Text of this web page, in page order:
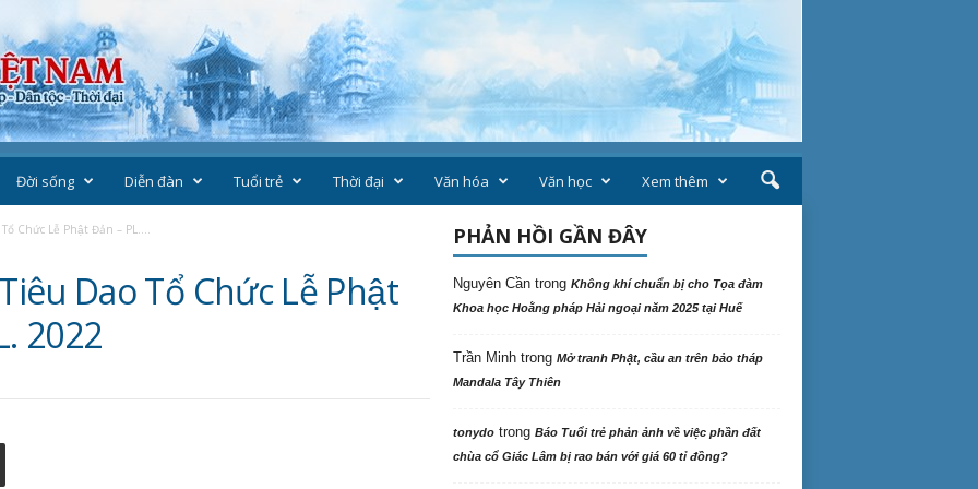
Đời sống Diễn đàn Tuổi trẻ Thời đại Văn hóa Văn học Xem thêm
Chức Lễ Phật Đản – PL....
Dao Tổ Chức Lễ Phật
2022
PHẢN HỒI GẦN ĐÂY
Nguyên Cầntrong Không khí chuẩn bị cho Tọa đàm
Khoa học Hoằng pháp Hải ngoại năm 2025 tại Huế
Trần Minhtrong Mở tranh Phật, cầu an trên bảo tháp
Mandala Tây Thiên
tonydotrong Báo Tuổi trẻ phản ảnh về việc phần đất
chùa cổ Giác Lâm bị rao bán với giá 60 tỉ đồng?